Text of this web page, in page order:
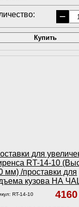
−
Купить
для
RT-14-10
мм) /проставки для
кузова НА
RT-14-10